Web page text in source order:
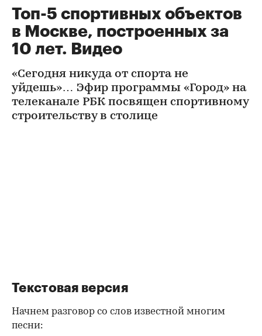
Топ-5 спортивных объектов
в Москве, построенных за
10 лет. Видео
«Сегодня никуда от спорта не
уйдешь»… Эфир программы «Город» на
телеканале РБК посвящен спортивному
строительству в столице
Текстовая версия
Начнем разговор со слов известной многим
песни: